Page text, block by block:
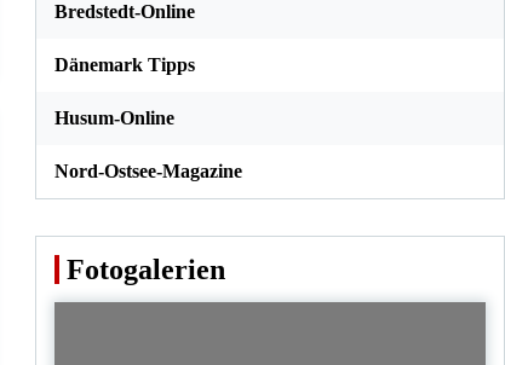
Bredstedt-Online
Dänemark Tipps
Husum-Online
Nord-Ostsee-Magazine
Fotogalerien